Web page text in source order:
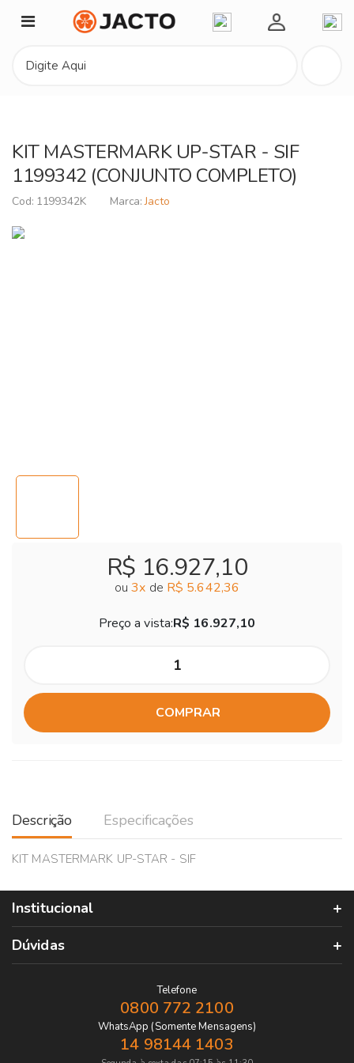
Minha Conta
KIT MASTERMARK UP-STAR - SIF
1199342 (CONJUNTO COMPLETO)
1199342K Jacto
R$ 16.927,10
ou3x de R$ 5.642,36
Preço a vista:R$ 16.927,10
COMPRAR
Descrição Especificações
KIT MASTERMARK UP-STAR - SIF
Institucional
Dúvidas
Telefone
0800 772 2100
WhatsApp (Somente Mensagens)
14 98144 1403